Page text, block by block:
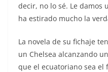
decir, no lo sé. Le damos
ha estirado mucho la
La novela de su fichaje
un Chelsea alcanzando
que el ecuatoriano sea el